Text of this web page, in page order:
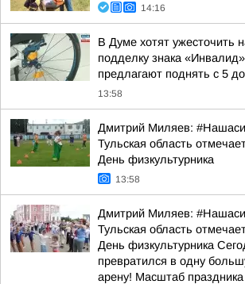
14:16
В Думе хотят ужесточить
подделку знака
предлагают поднять с 5
13:58
Дмитрий Миляев:
Тульская область
День физкультурника
13:58
Дмитрий Миляев:
Тульская область
День физкультурника
превратился в одну
арену! Масштаб